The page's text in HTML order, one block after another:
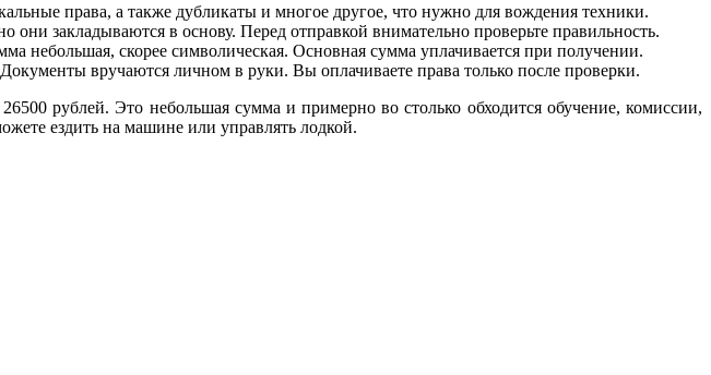
права, а также дубликаты и многое другое, что нужно для вождения техники.
закладываются в основу. Перед отправкой внимательно проверьте правильность.
небольшая, скорее символическая. Основная сумма уплачивается при получении.
вручаются личном в руки. Вы оплачиваете права только после проверки.
26500 рублей. Это небольшая сумма и примерно во столько обходится обучение, комиссии,
ездить на машине или управлять лодкой.